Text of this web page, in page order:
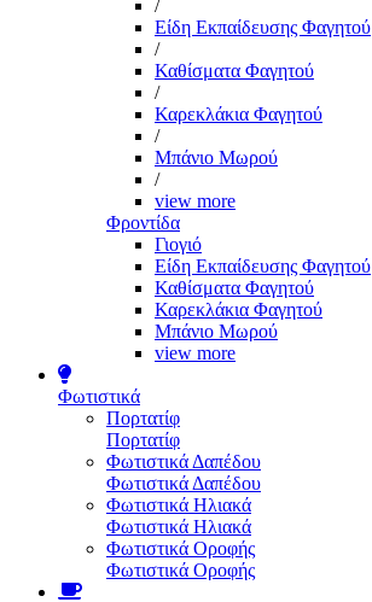
/
Είδη Εκπαίδευσης Φαγητού
/
Καθίσματα Φαγητού
/
Καρεκλάκια Φαγητού
/
Μπάνιο Μωρού
/
view more
Φροντίδα
Γιογιό
Είδη Εκπαίδευσης Φαγητού
Καθίσματα Φαγητού
Καρεκλάκια Φαγητού
Μπάνιο Μωρού
view more
Φωτιστικά
Πορτατίφ
Πορτατίφ
Φωτιστικά Δαπέδου
Φωτιστικά Δαπέδου
Φωτιστικά Ηλιακά
Φωτιστικά Ηλιακά
Φωτιστικά Οροφής
Φωτιστικά Οροφής